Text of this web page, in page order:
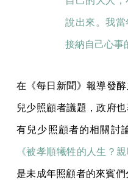
說出來。我當
接納自己心事
在《每日新聞》報導發
兒少照顧者議題，政府
有兒少照顧者的相關討
《被孝順犧牲的人生？
是未成年照顧者的來賓們